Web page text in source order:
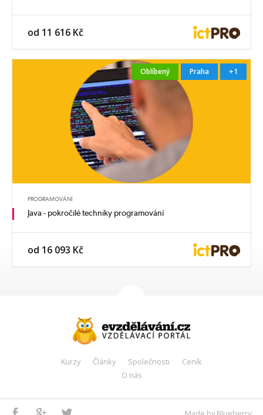
od 11 616 Kč
Oblíbený Praha +1
PROGRAMOVÁNÍ
Java - pokročilé techniky programování
od 16 093 Kč
Kurzy Články Společnosti
Ceník
O nás